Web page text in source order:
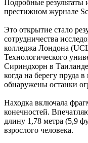
Подробные результаты
престижном журнале
Это открытие стало
сотрудничества
колледжа Лондона
Технологического
Сириндхорн в
когда на берегу пруда
обнаружены останки
Находка включала
конечностей.
длину 1,78 метра (5,9
взрослого человека.